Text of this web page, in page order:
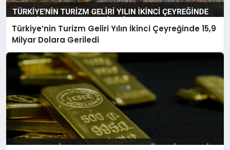
Türkiye’nin Turizm Geliri Yılın İkinci Çeyreğinde 15,9
Milyar Dolara Geriledi